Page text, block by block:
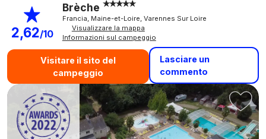
2,62/10
Brèche
Francia, Maine-et-Loire, Varennes Sur Loire
Visualizzare la mappa
Informazioni sul campeggio
Visitare il sito del
campeggio
Lasciare un
commento